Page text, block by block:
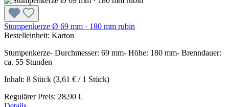
Stumpenkerze Ø 69 mm · 180 mm rubin
Bestelleinheit: Karton
Stumpenkerze- Durchmesser: 69 mm- Höhe: 180 mm- Brenndauer:
ca. 55 Stunden
Inhalt: 8 Stück (3,61 € / 1 Stück)
Regulärer Preis: 28,90 €